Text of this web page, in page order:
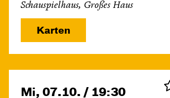
Schauspielhaus, Großes Haus
Karten
Mi, 07.10. / 19:30